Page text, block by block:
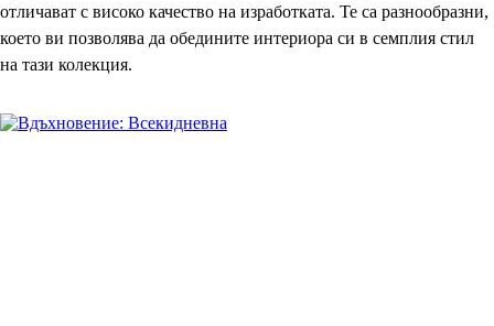
отличават с високо качество на изработката. Те са разнообразни,
което ви позволява да обедините интериора си в семплия стил
на тази колекция.